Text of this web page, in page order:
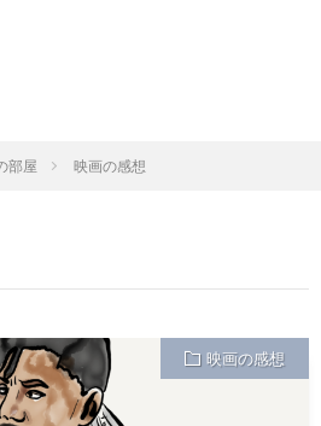
部屋 映画の感想
映画の感想